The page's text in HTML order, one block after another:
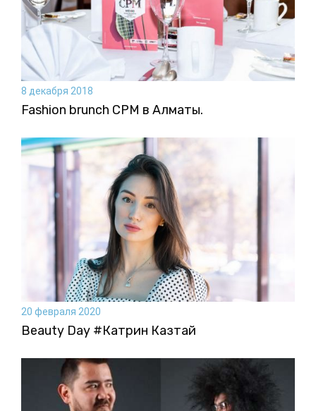
8 декабря 2018
Fashion brunch CPM в Алматы.
20 февраля 2020
Beauty Day #Катрин Казтай